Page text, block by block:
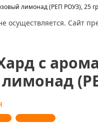
лимонад (РЕП РОУЗ), 25
осуществляется. Сайт
с